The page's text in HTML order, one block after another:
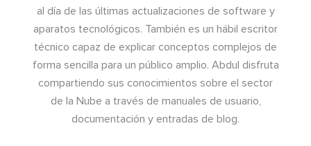
al día de las últimas actualizaciones de software y
aparatos tecnológicos. También es un hábil escritor
técnico capaz de explicar conceptos complejos de
forma sencilla para un público amplio. Abdul disfruta
compartiendo sus conocimientos sobre el sector
de la Nube a través de manuales de usuario,
documentación y entradas de blog.